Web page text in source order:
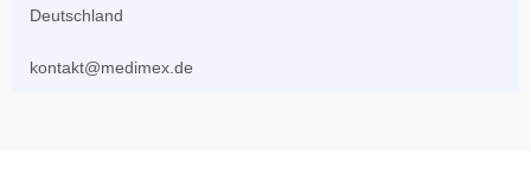
Deutschland
kontakt@medimex.de